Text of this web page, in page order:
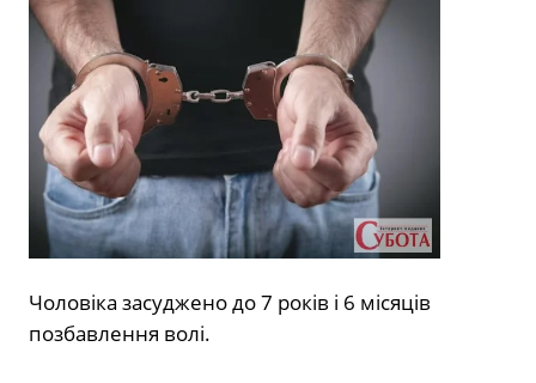
Чоловіка засуджено до 7 років і 6 місяців
позбавлення волі.